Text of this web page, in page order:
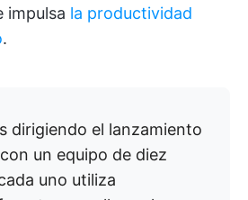
impulsa la productividad
.
dirigiendo el lanzamiento
un equipo de diez
uno utiliza